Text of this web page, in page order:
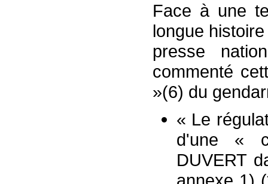
Face à une
longue
presse
commenté
»(6) du
« Le
d'une «
DUVERT